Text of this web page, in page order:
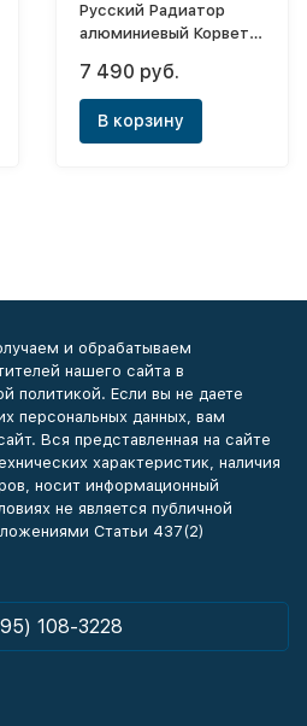
Русский Радиатор
алюминиевый Корвет
7 490 руб.
В корзину
и обрабатываем
нашего сайта в
политикой. Если вы не даете
персональных данных, вам
Вся представленная на сайте
характеристик, наличия
носит информационный
не является публичной
Статьи 437(2)
108-3228